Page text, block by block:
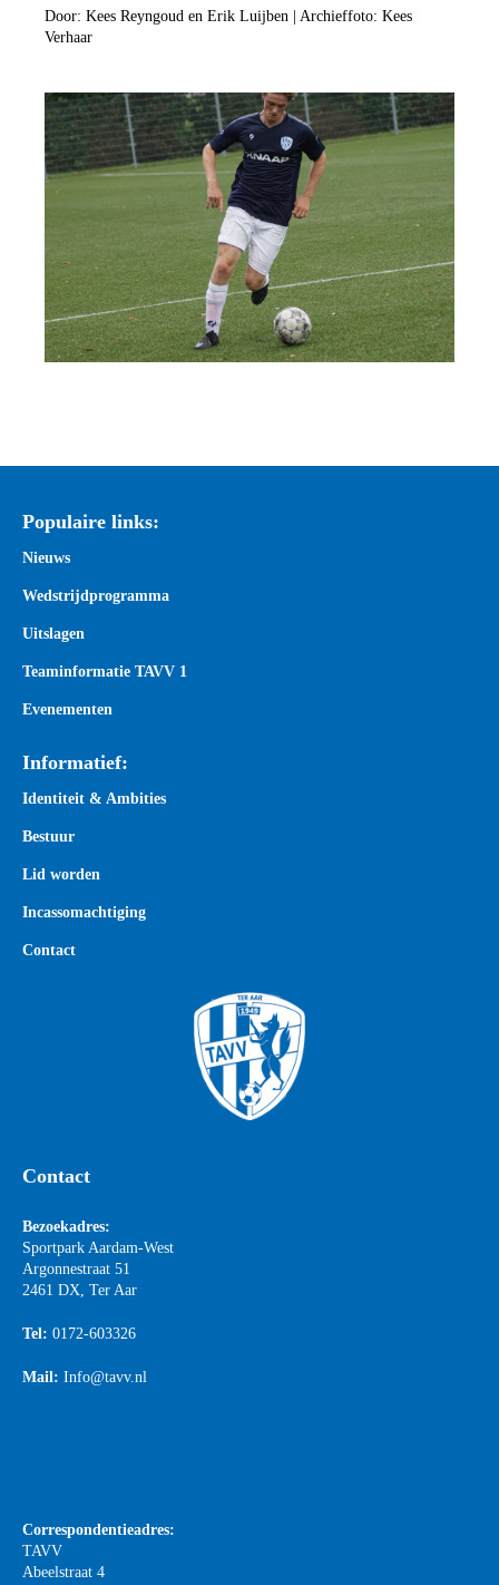
Door: Kees Reyngoud en Erik Luijben | Archieffoto: Kees
Verhaar
Populaire links:
Nieuws
Wedstrijdprogramma
Uitslagen
Teaminformatie TAVV 1
Evenementen
Informatief:
Identiteit & Ambities
Bestuur
Lid worden
Incassomachtiging
Contact
Contact
Bezoekadres:
Sportpark Aardam-West
Argonnestraat 51
2461 DX, Ter Aar
Tel: 0172-603326
Mail: Info@tavv.nl
Correspondentieadres:
TAVV
Abeelstraat 4